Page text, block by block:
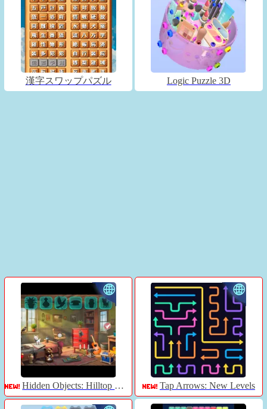
漢字スワップパズル Logic Puzzle 3D
Hidden Objects: Hilltop Manor Tap Arrows: New Levels